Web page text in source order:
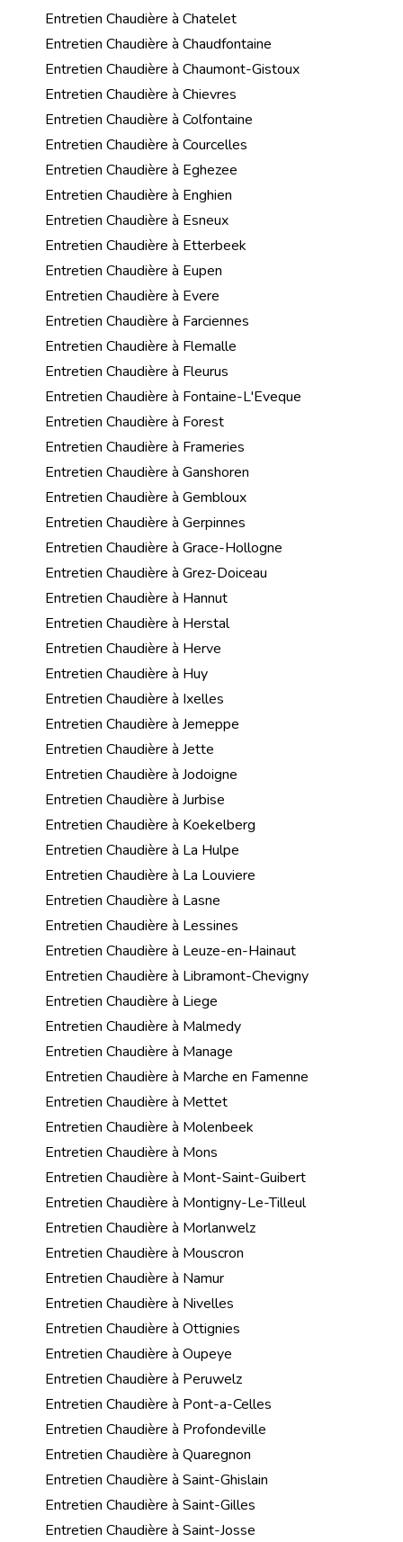
Entretien Chaudière à Chatelet
Entretien Chaudière à Chaudfontaine
Entretien Chaudière à Chaumont-Gistoux
Entretien Chaudière à Chievres
Entretien Chaudière à Colfontaine
Entretien Chaudière à Courcelles
Entretien Chaudière à Eghezee
Entretien Chaudière à Enghien
Entretien Chaudière à Esneux
Entretien Chaudière à Etterbeek
Entretien Chaudière à Eupen
Entretien Chaudière à Evere
Entretien Chaudière à Farciennes
Entretien Chaudière à Flemalle
Entretien Chaudière à Fleurus
Entretien Chaudière à Fontaine-L'Eveque
Entretien Chaudière à Forest
Entretien Chaudière à Frameries
Entretien Chaudière à Ganshoren
Entretien Chaudière à Gembloux
Entretien Chaudière à Gerpinnes
Entretien Chaudière à Grace-Hollogne
Entretien Chaudière à Grez-Doiceau
Entretien Chaudière à Hannut
Entretien Chaudière à Herstal
Entretien Chaudière à Herve
Entretien Chaudière à Huy
Entretien Chaudière à Ixelles
Entretien Chaudière à Jemeppe
Entretien Chaudière à Jette
Entretien Chaudière à Jodoigne
Entretien Chaudière à Jurbise
Entretien Chaudière à Koekelberg
Entretien Chaudière à La Hulpe
Entretien Chaudière à La Louviere
Entretien Chaudière à Lasne
Entretien Chaudière à Lessines
Entretien Chaudière à Leuze-en-Hainaut
Entretien Chaudière à Libramont-Chevigny
Entretien Chaudière à Liege
Entretien Chaudière à Malmedy
Entretien Chaudière à Manage
Entretien Chaudière à Marche en Famenne
Entretien Chaudière à Mettet
Entretien Chaudière à Molenbeek
Entretien Chaudière à Mons
Entretien Chaudière à Mont-Saint-Guibert
Entretien Chaudière à Montigny-Le-Tilleul
Entretien Chaudière à Morlanwelz
Entretien Chaudière à Mouscron
Entretien Chaudière à Namur
Entretien Chaudière à Nivelles
Entretien Chaudière à Ottignies
Entretien Chaudière à Oupeye
Entretien Chaudière à Peruwelz
Entretien Chaudière à Pont-a-Celles
Entretien Chaudière à Profondeville
Entretien Chaudière à Quaregnon
Entretien Chaudière à Saint-Ghislain
Entretien Chaudière à Saint-Gilles
Entretien Chaudière à Saint-Josse